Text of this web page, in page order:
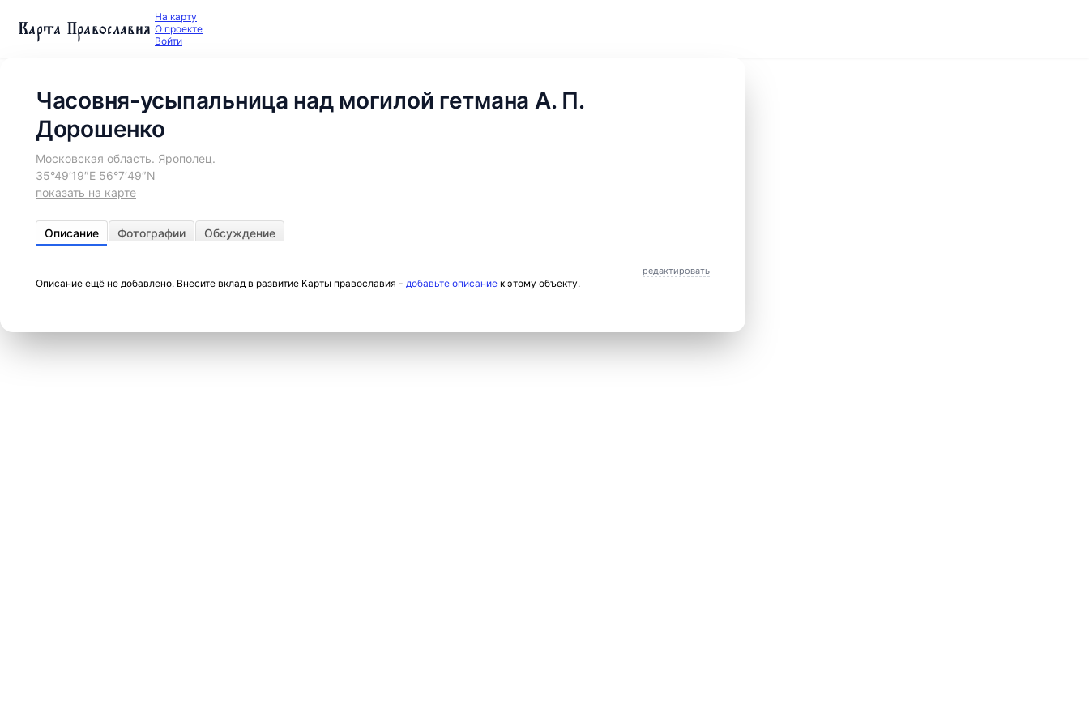
Карта Православия На карту
О проекте
Войти
Часовня-усыпальница над могилой гетмана А. П.
Дорошенко
Московская область. Ярополец.
35°49′19″E 56°7′49″N
показать на карте
Описание Фотографии Обсуждение
редактировать
Описание ещё не добавлено. Внесите вклад в развитие Карты православия - добавьте описание к этому объекту.